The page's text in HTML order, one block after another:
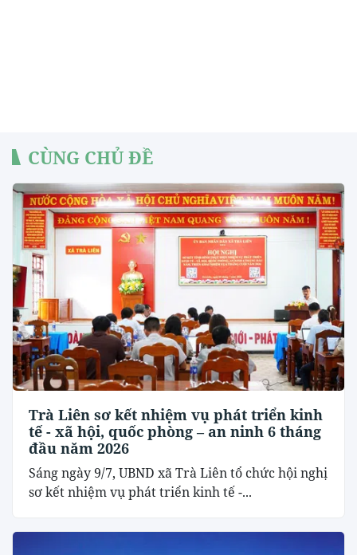
CÙNG CHỦ ĐỀ
Trà Liên sơ kết nhiệm vụ phát triển kinh
tế - xã hội, quốc phòng – an ninh 6 tháng
đầu năm 2026
Sáng ngày 9/7, UBND xã Trà Liên tổ chức hội nghị
sơ kết nhiệm vụ phát triển kinh tế -...